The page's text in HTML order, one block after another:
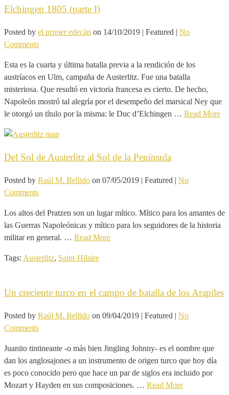
Elchingen 1805 (parte I)
Posted by el primer edecán on 14/10/2019 | Featured | No
Comments
Esta es la cuarta y última batalla previa a la rendición de los
austríacos en Ulm, campaña de Austerlitz. Fue una batalla
misteriosa. Que resultó en victoria francesa es cierto. De hecho,
Napoleón mostró tal alegría por el desempeño del marsical Ney que
le otorgó un título por la misma: le Duc d’Elchingen … Read More
Del Sol de Austerlitz al Sol de la Península
Posted by Raúl M. Bellido on 07/05/2019 | Featured | No
Comments
Los altos del Pratzen son un lugar mítico. Mítico para los amantes de
las Guerras Napoleónicas y mítico para los seguidores de la historia
militar en general. … Read More
Tags: Austerlitz, Saint-Hilaire
Un creciente turco en el campo de batalla de los Arapiles
Posted by Raúl M. Bellido on 09/04/2019 | Featured | No
Comments
Juanito tintineante -o más bien Jingling Johnny- es el nombre que
dan los anglosajones a un instrumento de origen turco que hoy día
es poco conocido pero que hace un par de siglos era incluido por
Mozart y Hayden en sus composiciones. … Read More